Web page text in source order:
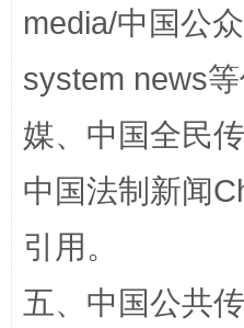
完善运行机制助力责任
media/中国公
system news
媒、中国全民
中国法制新闻
引用。
五、中国公共